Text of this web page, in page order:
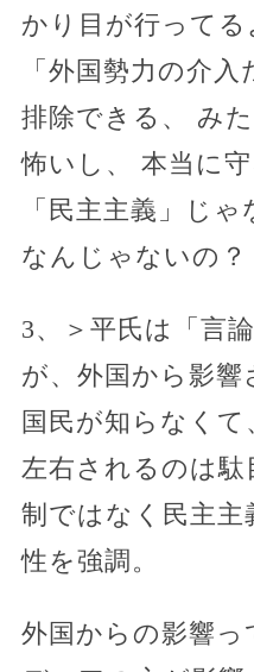
かり目が行ってる
「外国勢力の介
排除できる、 み
怖いし、 本当に
「民主主義」じゃ
なんじゃないの？
3、＞平氏は「言
が、外国から影響
国民が知らなく
左右されるのは
制ではなく民主主
性を強調。
外国からの影響っ